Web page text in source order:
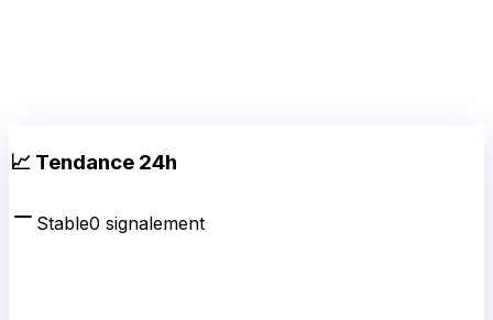
📈 Tendance 24h
Stable0 signalement